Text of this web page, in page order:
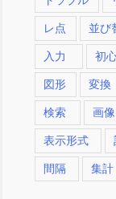
レ点 並び
入力 初
図形 変換
検索 画像
表示形式
間隔 集計